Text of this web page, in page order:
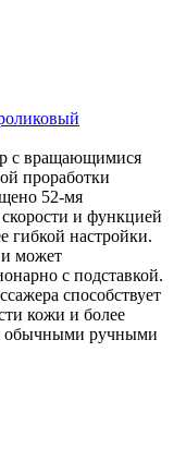
с вращающимися
проработки
52-мя
и функцией
гибкой настройки.
и может
с подставкой.
способствует
кожи и более
обычными ручными